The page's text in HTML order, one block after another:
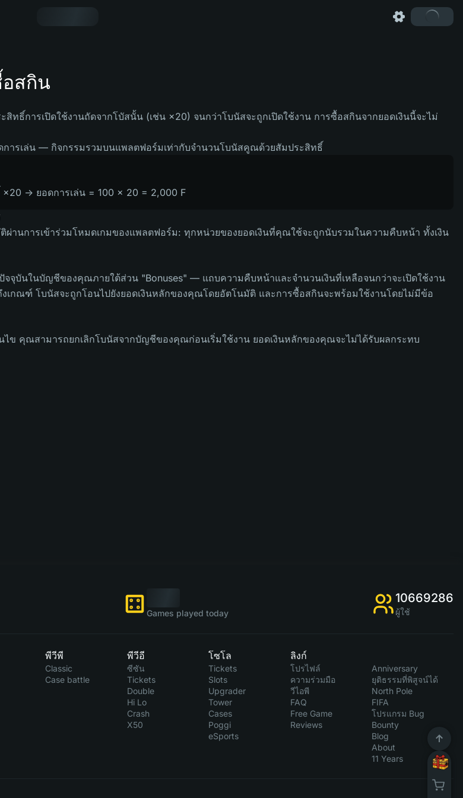
สกิน
ทธิ์การเปิดใช้งานถัดจากโบัสนั้น (เช่น ×20) จนกว่าโบนัสจะถูกเปิดใช้งาน การซื้อสกินจากยอดเงินนี้จะไม่
ารเล่น — กิจกรรมรวมบนแพลตฟอร์มเท่ากับจำนวนโบนัสคูณด้วยสัมประสิทธิ์
→ ยอดการเล่น = 100 × 20 = 2,000 F
ผ่านการเข้าร่วมโหมดเกมของแพลตฟอร์ม: ทุกหน่วยของยอดเงินที่คุณใช้จะถูกนับรวมในความคืบหน้า ทั้งเงิน
จุบันในบัญชีของคุณภายใต้ส่วน "Bonuses" — แถบความคืบหน้าและจำนวนเงินที่เหลือจนกว่าจะเปิดใช้งาน
งเกณฑ์ โบนัสจะถูกโอนไปยังยอดเงินหลักของคุณโดยอัตโนมัติ และการซื้อสกินจะพร้อมใช้งานโดยไม่มีข้อ
ข คุณสามารถยกเลิกโบนัสจากบัญชีของคุณก่อนเริ่มใช้งาน ยอดเงินหลักของคุณจะไม่ได้รับผลกระทบ
Games played today
10669286
ผู้ใช้
พีวีพี
Classic
Case battle
พีวีอี
ซีซัน
Tickets
Double
Hi Lo
Crash
X50
โซโล
Tickets
Slots
Upgrader
Tower
Cases
Poggi
eSports
ลิงก์
โปรไฟล์
ความร่วมมือ
วีไอพี
FAQ
Free Game
Reviews
Anniversary
ยุติธรรมที่พิสูจน์ได้
North Pole
FIFA
โปรแกรม Bug
Bounty
Blog
About
11 Years